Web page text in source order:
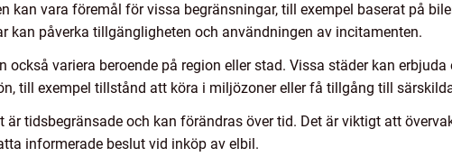
kan vara föremål för vissa begränsningar, till exempel baserat på
kan påverka tillgängligheten och användningen av incitamenten.
också variera beroende på region eller stad. Vissa städer kan
till exempel tillstånd att köra i miljözoner eller få tillgång till
tidsbegränsade och kan förändras över tid. Det är viktigt att
informerade beslut vid inköp av elbil.